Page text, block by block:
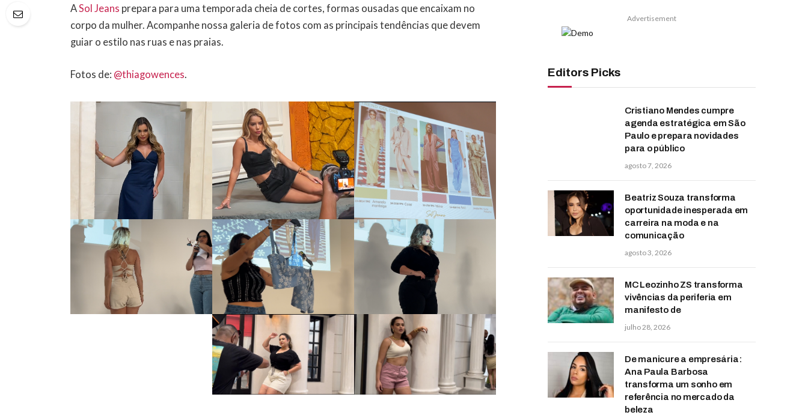
ASol Jeans prepara para uma temporada cheia de cortes, formas ousadas que encaixam no
corpo da mulher. Acompanhe nossa galeria de fotos com as principais tendências que devem
guiar o estilo nas ruas e nas praias.
Fotos de: @thiagowences.
Advertisement
Editors Picks
Cristiano Mendes cumpre
agenda estratégica em São
Paulo e prepara novidades
para o público
agosto 7, 2026
Beatriz Souza transforma
oportunidade inesperada em
carreira na moda e na
comunicação
agosto 3, 2026
MC Leozinho ZS transforma
vivências da periferia em
manifesto de
julho 28, 2026
De manicure a empresária:
Ana Paula Barbosa
transforma um sonho em
referência no mercado da
beleza